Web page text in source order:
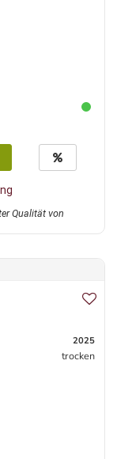
Qualität von
2025
trocken